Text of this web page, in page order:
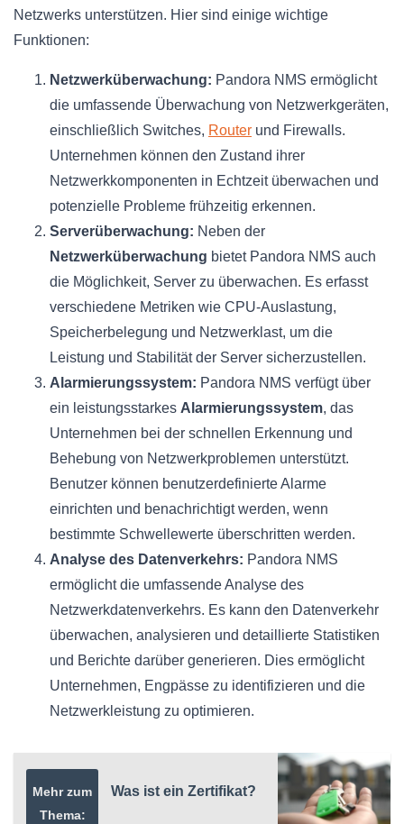
Netzwerks unterstützen. Hier sind einige wichtige
Funktionen:
Netzwerküberwachung: Pandora NMS ermöglicht
die umfassende Überwachung von Netzwerkgeräten,
einschließlich Switches, Router und Firewalls.
Unternehmen können den Zustand ihrer
Netzwerkkomponenten in Echtzeit überwachen und
potenzielle Probleme frühzeitig erkennen.
Serverüberwachung: Neben der
Netzwerküberwachung bietet Pandora NMS auch
die Möglichkeit, Server zu überwachen. Es erfasst
verschiedene Metriken wie CPU-Auslastung,
Speicherbelegung und Netzwerklast, um die
Leistung und Stabilität der Server sicherzustellen.
Alarmierungssystem: Pandora NMS verfügt über
ein leistungsstarkes Alarmierungssystem, das
Unternehmen bei der schnellen Erkennung und
Behebung von Netzwerkproblemen unterstützt.
Benutzer können benutzerdefinierte Alarme
einrichten und benachrichtigt werden, wenn
bestimmte Schwellewerte überschritten werden.
Analyse des Datenverkehrs: Pandora NMS
ermöglicht die umfassende Analyse des
Netzwerkdatenverkehrs. Es kann den Datenverkehr
überwachen, analysieren und detaillierte Statistiken
und Berichte darüber generieren. Dies ermöglicht
Unternehmen, Engpässe zu identifizieren und die
Netzwerkleistung zu optimieren.
Mehr zum
Thema:
Was ist ein Zertifikat?